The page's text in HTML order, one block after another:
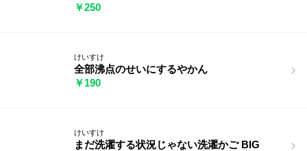
￥250
けいすけ
全部沸点のせいにするやかん
￥190
けいすけ
まだ洗濯する状況じゃない洗濯かご BIG